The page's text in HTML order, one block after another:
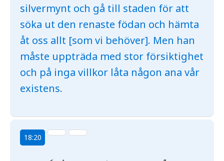
silvermynt och gå till staden för att
söka ut den renaste födan och hämta
åt oss allt [som vi behöver]. Men han
måste uppträda med stor försiktighet
och på inga villkor låta någon ana vår
existens.
18:20